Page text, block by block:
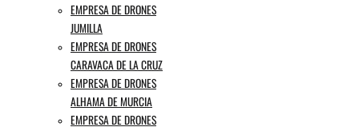
EMPRESA DE DRONES
JUMILLA
EMPRESA DE DRONES
CARAVACA DE LA CRUZ
EMPRESA DE DRONES
ALHAMA DE MURCIA
EMPRESA DE DRONES